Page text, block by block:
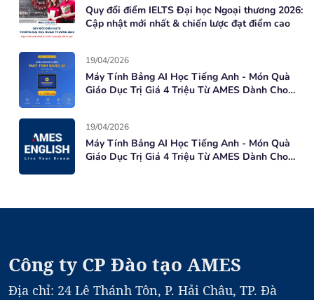
Quy đổi điểm IELTS Đại học Ngoại thương 2026:
Cập nhật mới nhất & chiến lược đạt điểm cao
19/04/2026
Máy Tính Bảng AI Học Tiếng Anh - Món Quà
Giáo Dục Trị Giá 4 Triệu Từ AMES Dành Cho
19/04/2026
Máy Tính Bảng AI Học Tiếng Anh - Món Quà
Giáo Dục Trị Giá 4 Triệu Từ AMES Dành Cho
Công ty CP Đào tạo AMES
Địa chỉ: 24 Lê Thánh Tôn, P. Hải Châu, TP. Đà